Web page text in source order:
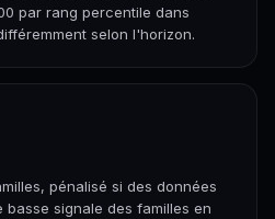
par rang percentile dans
selon l'horizon.
pénalisé si des données
signale des familles en